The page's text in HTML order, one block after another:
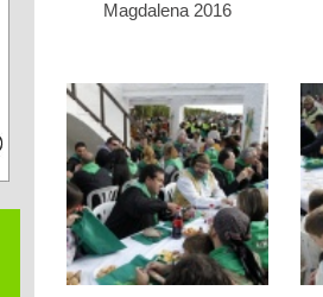
Magdalena 2016